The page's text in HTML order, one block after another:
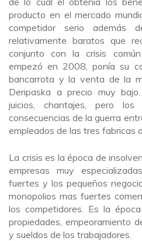
producto en el mercado
competidor serio además
relativamente baratos que
conjunto con la crisis
empezó en 2008, ponía su
bancarrota y la venta de la
Deripaska a precio muy
juicios, chantajes, pero
consecuencias de la guerra
empleados de las tres fabricas
La crisis es la época de
empresas muy
fuertes y los pequeños
monopolios mas fuertes
los competidores. Es la
propiedades, empeoramiento
y sueldos de los trabajadores.